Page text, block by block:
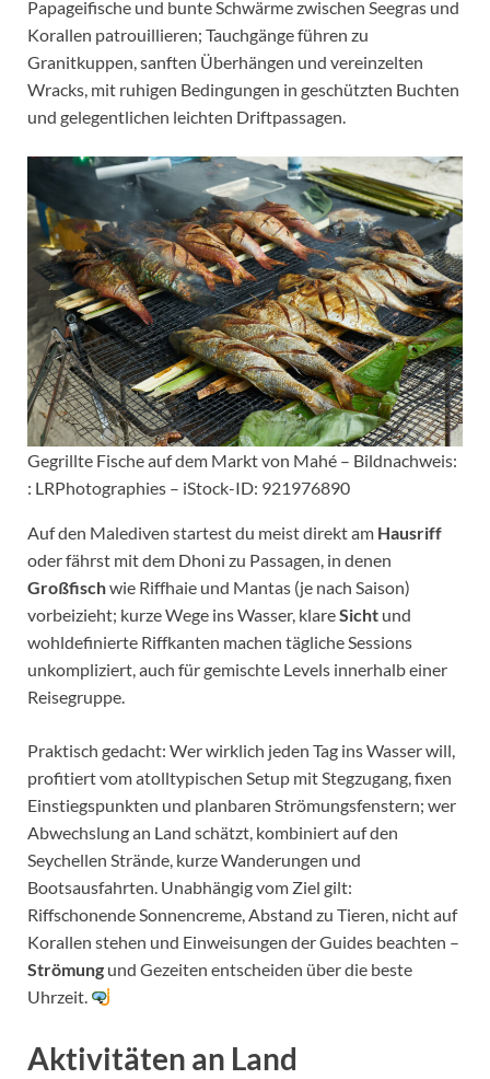
Papageifische und bunte Schwärme zwischen Seegras und
Korallen patrouillieren; Tauchgänge führen zu
Granitkuppen, sanften Überhängen und vereinzelten
Wracks, mit ruhigen Bedingungen in geschützten Buchten
und gelegentlichen leichten Driftpassagen.
Gegrillte Fische auf dem Markt von Mahé – Bildnachweis:
: LRPhotographies – iStock-ID: 921976890
Auf den Malediven startest du meist direkt am Hausriff
oder fährst mit dem Dhoni zu Passagen, in denen
Großfischwie Riffhaie und Mantas (je nach Saison)
vorbeizieht; kurze Wege ins Wasser, klareSicht und
wohldefinierte Riffkanten machen tägliche Sessions
unkompliziert, auch für gemischte Levels innerhalb einer
Reisegruppe.
Praktisch gedacht: Wer wirklich jeden Tag ins Wasser will,
profitiert vom atolltypischen Setup mit Stegzugang, fixen
Einstiegspunkten und planbaren Strömungsfenstern; wer
Abwechslung an Land schätzt, kombiniert auf den
Seychellen Strände, kurze Wanderungen und
Bootsausfahrten. Unabhängig vom Ziel gilt:
Riffschonende Sonnencreme, Abstand zu Tieren, nicht auf
Korallen stehen und Einweisungen der Guides beachten –
Strömung und Gezeiten entscheiden über die beste
Uhrzeit.
Aktivitäten an Land